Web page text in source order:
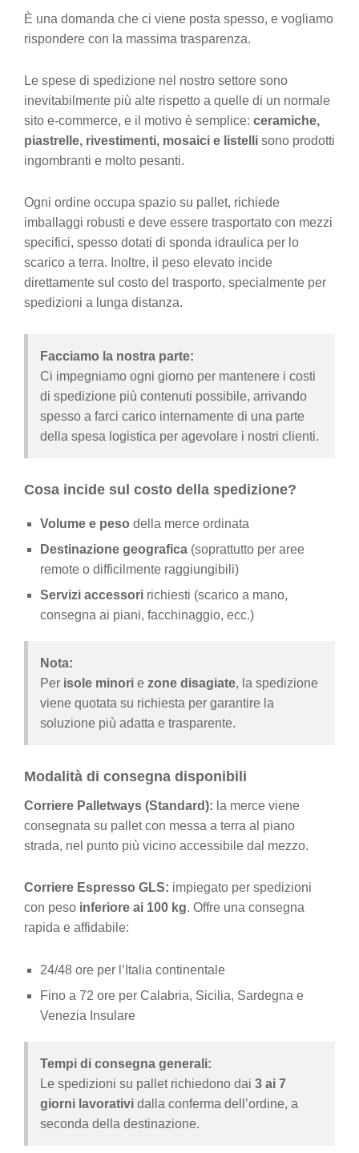
È una domanda che ci viene posta spesso, e vogliamo
rispondere con la massima trasparenza.
Le spese di spedizione nel nostro settore sono
inevitabilmente più alte rispetto a quelle di un normale
sito e-commerce, e il motivo è semplice: ceramiche,
piastrelle, rivestimenti, mosaici e listelli sono prodotti
ingombranti e molto pesanti.
Ogni ordine occupa spazio su pallet, richiede
imballaggi robusti e deve essere trasportato con mezzi
specifici, spesso dotati di sponda idraulica per lo
scarico a terra. Inoltre, il peso elevato incide
direttamente sul costo del trasporto, specialmente per
spedizioni a lunga distanza.
Facciamo la nostra parte:
Ci impegniamo ogni giorno per mantenere i costi
di spedizione più contenuti possibile, arrivando
spesso a farci carico internamente di una parte
della spesa logistica per agevolare i nostri clienti.
Cosa incide sul costo della spedizione?
Volume e peso della merce ordinata
Destinazione geografica (soprattutto per aree
remote o difficilmente raggiungibili)
Servizi accessori richiesti (scarico a mano,
consegna ai piani, facchinaggio, ecc.)
Nota:
Per isole minori e zone disagiate, la spedizione
viene quotata su richiesta per garantire la
soluzione più adatta e trasparente.
Modalità di consegna disponibili
Corriere Palletways (Standard): la merce viene
consegnata su pallet con messa a terra al piano
strada, nel punto più vicino accessibile dal mezzo.
Corriere Espresso GLS: impiegato per spedizioni
con peso inferiore ai 100 kg. Offre una consegna
rapida e affidabile:
24/48 ore per l’Italia continentale
Fino a 72 ore per Calabria, Sicilia, Sardegna e
Venezia Insulare
Tempi di consegna generali:
Le spedizioni su pallet richiedono dai 3 ai 7
giorni lavorativi dalla conferma dell’ordine, a
seconda della destinazione.